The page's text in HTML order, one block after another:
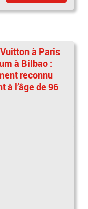
à Paris
à Bilbao :
reconnu
à l’âge de 96